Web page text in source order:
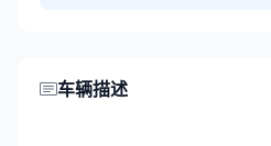
车辆描述